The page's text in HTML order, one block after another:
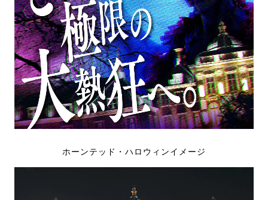
ホーンテッド・ハロウィンイメージ